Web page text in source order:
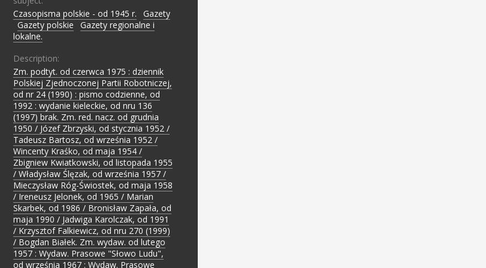
Czasopisma polskie - od 1945 r.
Gazety
Gazety polskie
Gazety regionalne i
lokalne.
Description:
Zm. podtyt. od czerwca 1975 : dziennik
Polskiej Zjednoczonej Partii Robotniczej,
od nr 24 (1990) : pismo codzienne, od
1992 : wydanie kieleckie, od nru 136
(1997) brak. Zm. red. nacz. od grudnia
1950 / Józef Zbrzyski, od stycznia 1952 /
Tadeusz Bartosz, od września 1952 /
Wincenty Kraśko, od maja 1954 /
Zbigniew Kwiatkowski, od listopada 1955
/ Władysław Ślęzak, od września 1957 /
Mieczysław Róg-Świostek, od maja 1958
/ Ireneusz Jelonek, od 1965 / Marian
Skarbek, od 1986 / Bronisław Zapała, od
maja 1990 / Jadwiga Karolczak, od 1991
/ Krzysztof Falkiewicz, od nru 270 (1999)
/ Bogdan Białek. Zm. wydaw. od lutego
1957 : Wydaw. Prasowe "Słowo Ludu",
od września 1967 : Wydaw. Prasowe